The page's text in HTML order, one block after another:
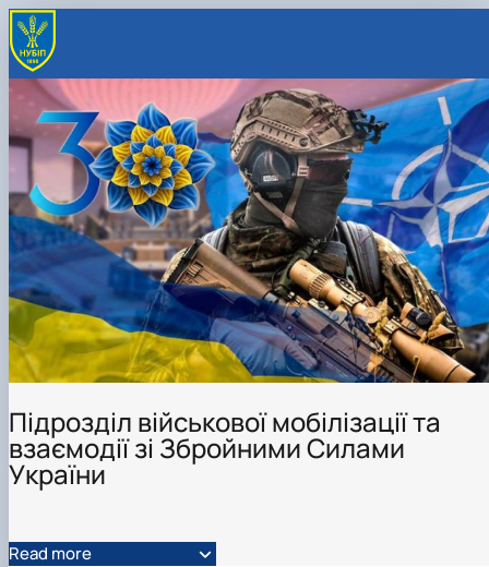
Підрозділ військової мобілізації та
взаємодії зі Збройними Силами
України
Read more